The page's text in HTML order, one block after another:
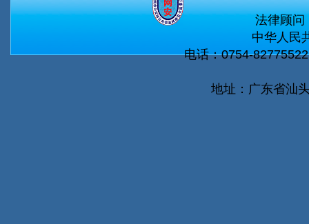
法律顾问
中华人民
电话：0754-
地址：广东省汕